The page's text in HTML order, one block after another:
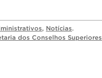
, Notícias.
dos Conselhos Superiores